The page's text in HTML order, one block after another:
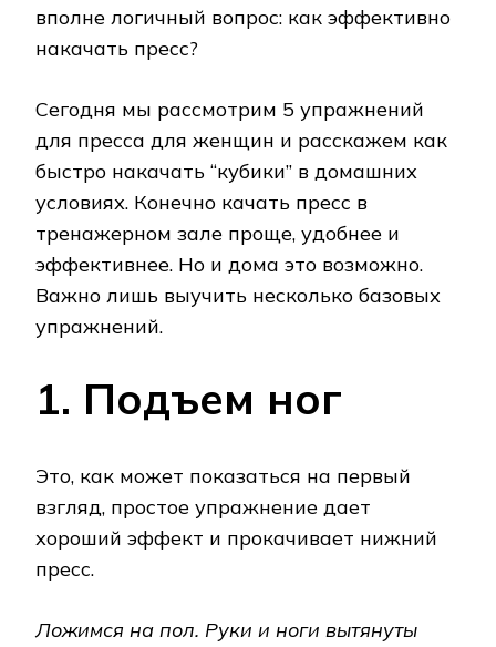
вполне логичный вопрос: как эффективно
накачать пресс?
Сегодня мы рассмотрим 5 упражнений
для пресса для женщин и расскажем как
быстро накачать “кубики” в домашних
условиях. Конечно качать пресс в
тренажерном зале проще, удобнее и
эффективнее. Но и дома это возможно.
Важно лишь выучить несколько базовых
упражнений.
1. Подъем ног
Это, как может показаться на первый
взгляд, простое упражнение дает
хороший эффект и прокачивает нижний
пресс.
Ложимся на пол. Руки и ноги вытянуты